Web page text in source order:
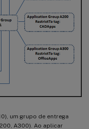
um grupo de entrega
A300). Ao aplicar